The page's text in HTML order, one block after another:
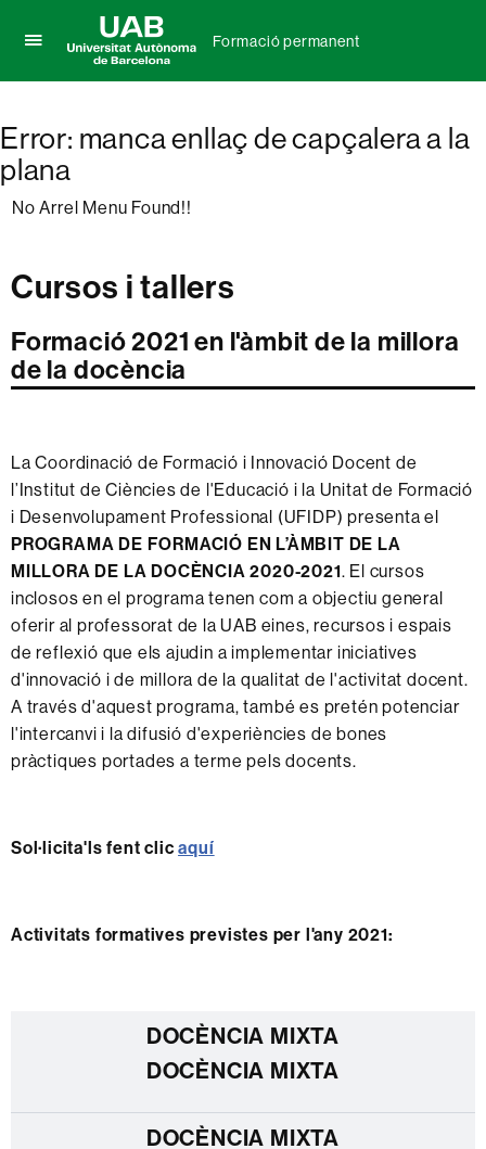
per
menú
de
permanent
de
Barcelona
Formació permanent
Error: manca enllaç de capçalera a la
plana
No Arrel Menu Found!!
Cursos i tallers
Formació 2021 en l'àmbit de la millora
de la docència
La Coordinació de Formació i Innovació Docent de
l’Institut de Ciències de l'Educació i la Unitat de Formació
i Desenvolupament Professional (UFIDP) presenta el
PROGRAMA DE FORMACIÓ EN L’ÀMBIT DE LA
MILLORA DE LA DOCÈNCIA 2020-2021. El cursos
inclosos en el programa tenen com a objectiu general
oferir al professorat de la UAB eines, recursos i espais
de reflexió que els ajudin a implementar iniciatives
d'innovació i de millora de la qualitat de l'activitat docent.
A través d'aquest programa, també es pretén potenciar
l'intercanvi i la difusió d'experiències de bones
pràctiques portades a terme pels docents.
Sol·licita'ls fent clicaquí
Activitats formatives previstes per l'any 2021:
DOCÈNCIA MIXTA